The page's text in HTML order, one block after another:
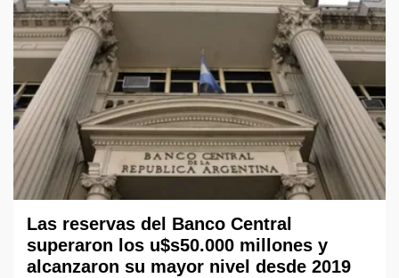
Las reservas del Banco Central
superaron los u$s50.000 millones y
alcanzaron su mayor nivel desde 2019